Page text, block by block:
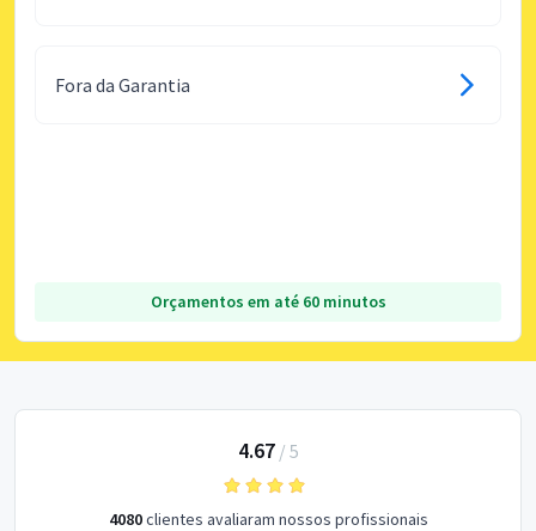
Fora da Garantia
Orçamentos em até 60 minutos
4.67/ 5
4080clientes avaliaram nossos profissionais